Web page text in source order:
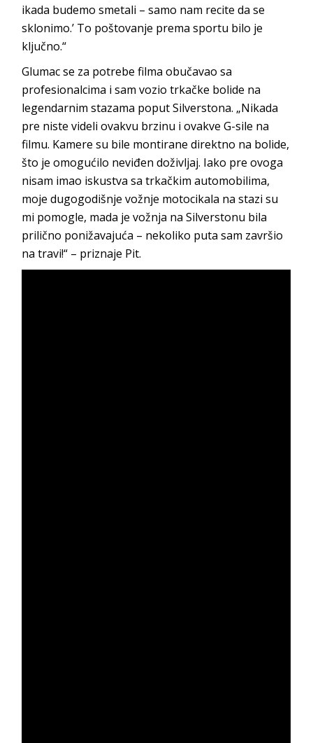
ikada budemo smetali – samo nam recite da se
sklonimo.’ To poštovanje prema sportu bilo je
ključno.“
Glumac se za potrebe filma obučavao sa
profesionalcima i sam vozio trkačke bolide na
legendarnim stazama poput Silverstona. „Nikada
pre niste videli ovakvu brzinu i ovakve G-sile na
filmu. Kamere su bile montirane direktno na bolide,
što je omogućilo neviđen doživljaj. Iako pre ovoga
nisam imao iskustva sa trkačkim automobilima,
moje dugogodišnje vožnje motocikala na stazi su
mi pomogle, mada je vožnja na Silverstonu bila
prilično ponižavajuća – nekoliko puta sam završio
na travi!“ – priznaje Pit.